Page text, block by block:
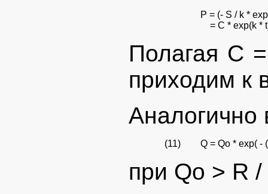
P = (- S / k *
= C * exp(k *
Полагая С
приходим к
Аналогично
(11) Q = Qo * exp( -
при Qo > R